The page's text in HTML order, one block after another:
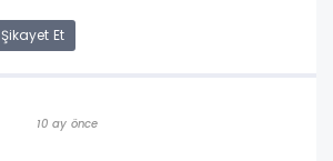
Şikayet Et
10 ay önce